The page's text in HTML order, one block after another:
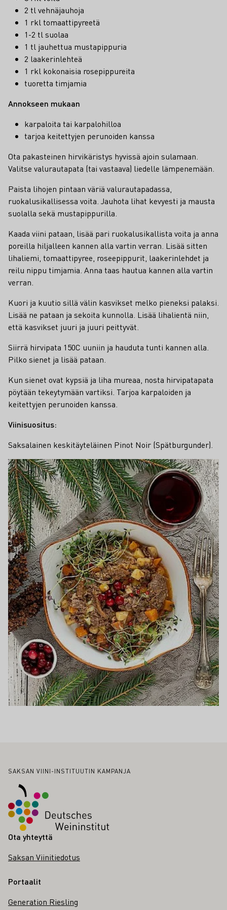
2 tl vehnäjauhoja
1 rkl tomaattipyreetä
1-2 tl suolaa
1 tl jauhettua mustapippuria
2 laakerinlehteä
1 rkl kokonaisia rosepippureita
tuoretta timjamia
Annokseen mukaan
karpaloita tai karpalohilloa
tarjoa keitettyjen perunoiden kanssa
Ota pakasteinen hirvikäristys hyvissä ajoin sulamaan.
Valitse valurautapata (tai vastaava) liedelle lämpenemään.
Paista lihojen pintaan väriä valurautapadassa,
ruokalusikallisessa voita. Jauhota lihat kevyesti ja mausta
suolalla sekä mustapippurilla.
Kaada viini pataan, lisää pari ruokalusikallista voita ja anna
poreilla hiljalleen kannen alla vartin verran. Lisää sitten
lihaliemi, tomaattipyree, roseepippurit, laakerinlehdet ja
reilu nippu timjamia. Anna taas hautua kannen alla vartin
verran.
Kuori ja kuutio sillä välin kasvikset melko pieneksi palaksi.
Lisää ne pataan ja sekoita kunnolla. Lisää lihalientä niin,
että kasvikset juuri ja juuri peittyvät.
Siirrä hirvipata 150C uuniin ja hauduta tunti kannen alla.
Pilko sienet ja lisää pataan.
Kun sienet ovat kypsiä ja liha mureaa, nosta hirvipatapata
pöytään tekeytymään vartiksi. Tarjoa karpaloiden ja
keitettyjen perunoiden kanssa.
Viinisuositus:
Saksalainen keskitäyteläinen Pinot Noir (Spätburgunder).
Alatunniste
SAKSAN VIINI-INSTITUUTIN KAMPANJA
Ota yhteyttä
Saksan Viinitiedotus
Portaalit
Generation Riesling